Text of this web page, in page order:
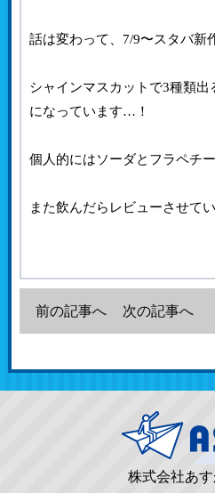
話は変わって、7/9〜スタバ新
シャインマスカットで3種類
になっています…！
個人的にはソーダとフラペチ
また飲んだらレビューさせて
前の記事へ 次の記事へ
株式会社あ